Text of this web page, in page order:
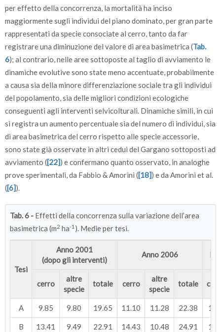
per effetto della concorrenza, la mortalità ha inciso
maggiormente sugli individui del piano dominato, per gran parte
rappresentati da specie consociate al cerro, tanto da far
registrare una diminuzione del valore di area basimetrica (Tab.
6); al contrario, nelle aree sottoposte al taglio di avviamento le
dinamiche evolutive sono state meno accentuate, probabilmente
a causa sia della minore differenziazione sociale tra gli individui
del popolamento, sia delle migliori condizioni ecologiche
conseguenti agli interventi selvicolturali. Dinamiche simili, in cui
si registra un aumento percentuale sia del numero di individui, sia
di area basimetrica del cerro rispetto alle specie accessorie,
sono state già osservate in altri cedui del Gargano sottoposti ad
avviamento ([22]) e confermano quanto osservato, in analoghe
prove sperimentali, da Fabbio & Amorini ([18]) e da Amorini et al.
([6]).
Tab. 6 - Effetti della concorrenza sulla variazione dell’area
basimetrica (m2 ha-1 ). Medie per tesi.
Tesi
Anno 2001
(dopo gli interventi)
Anno 2006
cerro
altre
specie
totale cerro
altre
specie
totale
A 9.85 9.80 19.65 11.10 11.28 22.38
B 13.41 9.49 22.91 14.43 10.48 24.91